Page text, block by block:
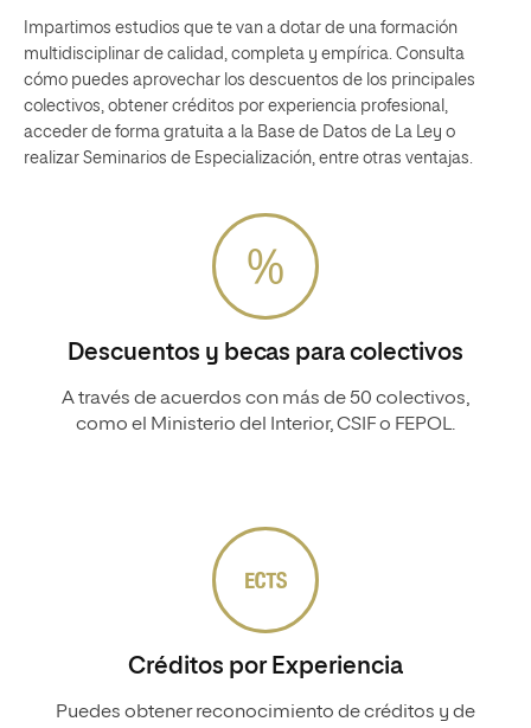
Impartimos estudios que te van a dotar de una formación
multidisciplinar de calidad, completa y empírica. Consulta
cómo puedes aprovechar los descuentos de los principales
colectivos, obtener créditos por experiencia profesional,
acceder de forma gratuita a la Base de Datos de La Ley o
realizar Seminarios de Especialización, entre otras ventajas.
Descuentos y becas para colectivos
A través de acuerdos con más de 50 colectivos,
como el Ministerio del Interior, CSIF o FEPOL.
Créditos por Experiencia
Puedes obtener reconocimiento de créditos y de